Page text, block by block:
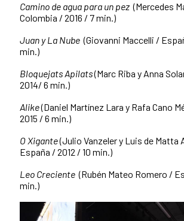
Camino de agua para un pez(Mercedes
Colombia / 2016 / 7 min.)
Juan y La Nube(Giovanni Maccelli /
min.)
Bloquejats Apilats(Marc Riba y Anna
2014/ 6 min.)
Alike(Daniel Martínez Lara y Rafa Cano
2015 / 6 min.)
O Xigante(Julio Vanzeler y Luis de Matta
España / 2012 / 10 min.)
Leo Creciente(Rubén Mateo Romero /
min.)